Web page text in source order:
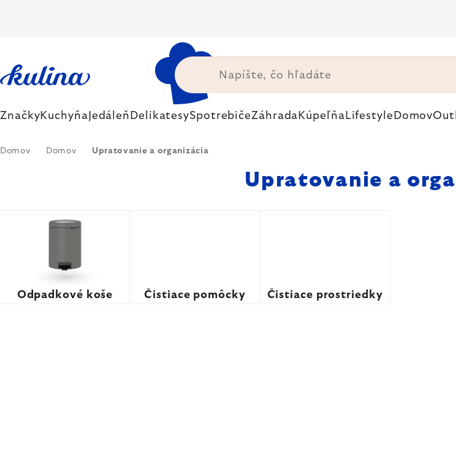
ZnačkyKuchyňa Jedáleň DelikatesySpotrebičeZáhrada Kúpeľňa Lifestyle Domov
Domov Domov Upratovanie a organizácia
Upratovanie a
Odpadkové koše Čistiace pomôcky Čistiace prostriedky